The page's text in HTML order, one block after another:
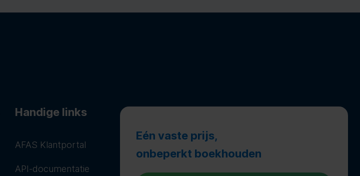
Handige links
AFAS Klantportal
API-documentatie
Eén vaste prijs,
onbeperkt boekhouden